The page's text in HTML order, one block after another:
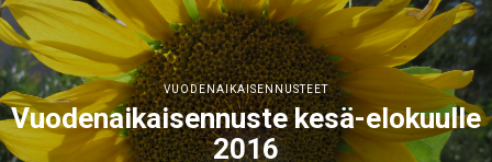
VUODENAIKAISENNUSTEET
Vuodenaikaisennuste kesä-elokuulle
2016